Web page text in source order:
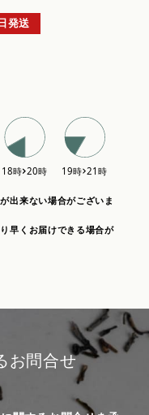
発送
出来ない場合がございま
早くお届けできる場合が
お問合せ